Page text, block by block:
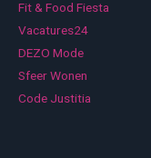
Fit & Food Fiesta
Vacatures24
DEZO Mode
Sfeer Wonen
Code Justitia